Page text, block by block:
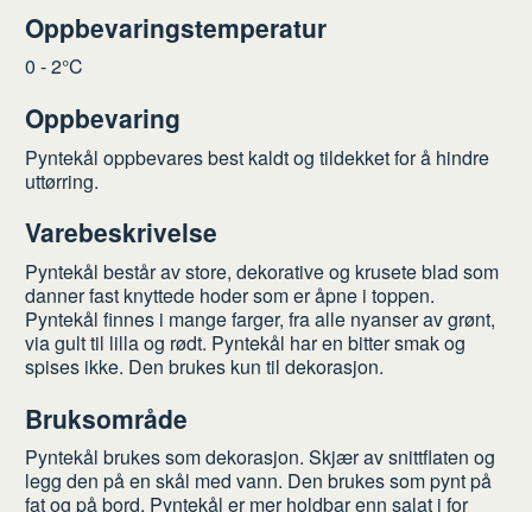
Oppbevaringstemperatur
0 - 2°C
Oppbevaring
Pyntekål oppbevares best kaldt og tildekket for å hindre
uttørring.
Varebeskrivelse
Pyntekål består av store, dekorative og krusete blad som
danner fast knyttede hoder som er åpne i toppen.
Pyntekål finnes i mange farger, fra alle nyanser av grønt,
via gult til lilla og rødt. Pyntekål har en bitter smak og
spises ikke. Den brukes kun til dekorasjon.
Bruksområde
Pyntekål brukes som dekorasjon. Skjær av snittflaten og
legg den på en skål med vann. Den brukes som pynt på
fat og på bord. Pyntekål er mer holdbar enn salat i for